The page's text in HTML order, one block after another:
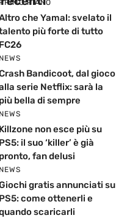
PRIMO PIANO
che Yamal: svelato il
più forte di tutto
FC26
NEWS
Bandicoot, dal gioco
serie Netflix: sarà la
più bella di sempre
NEWS
Killzone non esce più su
PS5: il suo ‘killer’ è già
pronto, fan delusi
NEWS
gratis annunciati su
PS5: come ottenerli e
scaricarli